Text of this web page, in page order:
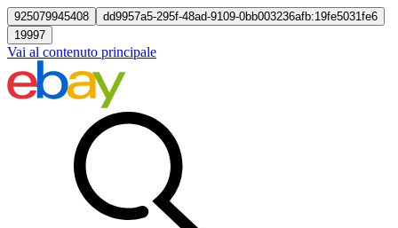
925079945408
dd9957a5-295f-48ad-9109-0bb003236afb:19fe5031fe6
19997
Vai al contenuto principale